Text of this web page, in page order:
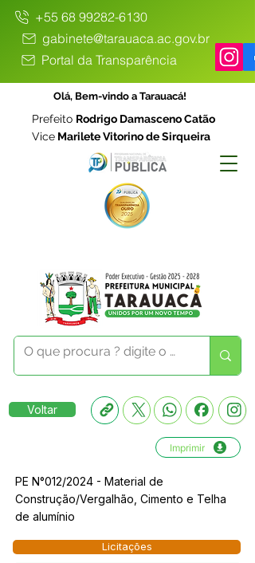
+55 68 99282-6130
gabinete@tarauaca.ac.gov.br
Portal da Transparência
Olá, Bem-vindo a Tarauacá!
Prefeito Rodrigo Damasceno Catão
Vice Marilete Vitorino de Sirqueira
Voltar
Imprimir
PE N°012/2024 - Material de
Construção/Vergalhão, Cimento e Telha
de alumínio
Licitações